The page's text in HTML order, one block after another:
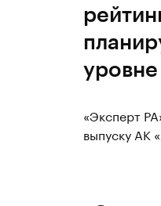
«Эксперт
выпуску АК